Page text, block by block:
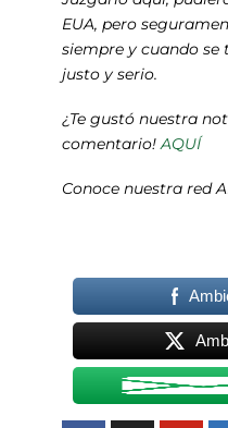
EUA, pero
siempre y cuando
justo y serio.
¿Te gustó nuestra
comentario!AQUÍ
Conoce nuestra red